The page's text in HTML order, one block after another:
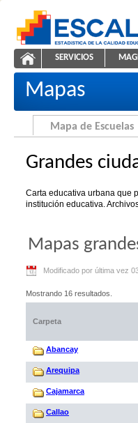
ESCALE - Unidad
Grandes ciudades
NAVEGACIÓN
SERVICIOS
Mapas
Mapa de Escuelas
Grandes
Carta educativa urbana que
institución educativa.
Mapas
Modificado por última vez
Mostrando 16 resultados.
Carpeta
Abancay
Arequipa
Cajamarca
Callao